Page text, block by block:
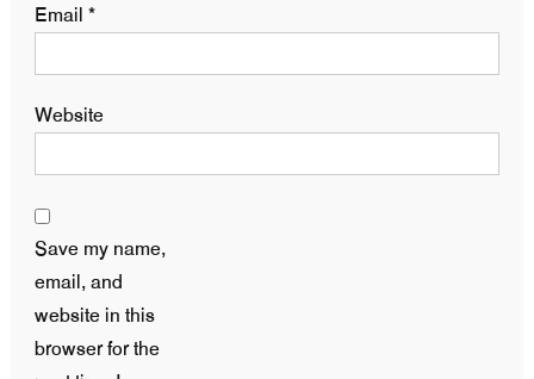
Email *
Website
Save my name,
email, and
website in this
browser for the